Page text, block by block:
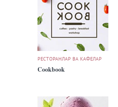
РЕСТОРАНЛАР ВА КАФЕЛАР
Cookbook